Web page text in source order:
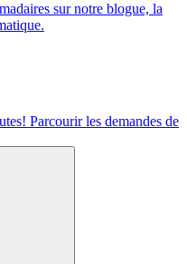
sur notre blogue, la
Parcourir les demandes de